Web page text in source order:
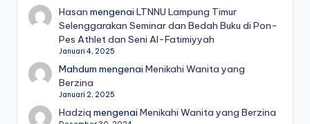
Hasan mengenaiLTNNU Lampung Timur
Selenggarakan Seminar dan Bedah Buku di Pon-
Pes Athlet dan Seni Al-Fatimiyyah
Januari 4, 2025
Mahdum mengenaiMenikahi Wanita yang
Berzina
Januari 2, 2025
Hadziq mengenaiMenikahi Wanita yang Berzina